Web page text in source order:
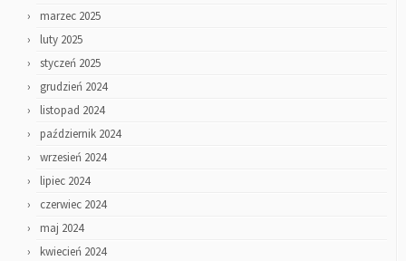
marzec 2025
luty 2025
styczeń 2025
grudzień 2024
listopad 2024
październik 2024
wrzesień 2024
lipiec 2024
czerwiec 2024
maj 2024
kwiecień 2024